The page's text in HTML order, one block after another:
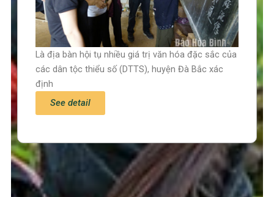
Trang chủ
Tin tức – Sự kiện
Là địa bàn hội tụ nhiều giá trị văn hóa đặc sắc của
các dân tộc thiểu số (DTTS), huyện Đà Bắc xác
định
See detail